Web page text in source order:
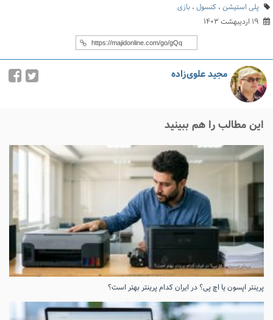
پلی استیشن ، کنسول ، بازی
۱۹ اردیبهشت ۱۴۰۳
مجید علوی‌زاده
این مطالب را هم ببینید
پرینتر اپسون یا اچ پی؟ در ایران کدام پرینتر بهتر است؟